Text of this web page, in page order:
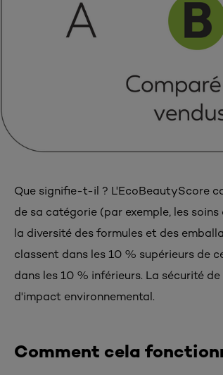
Que signifie-t-il ? L'EcoBeautyScore
de sa catégorie (par exemple, les
la diversité des formules et des
classent dans les 10 % supérieurs de
dans les 10 % inférieurs. La sécurité
d'impact environnemental.​
Comment cela